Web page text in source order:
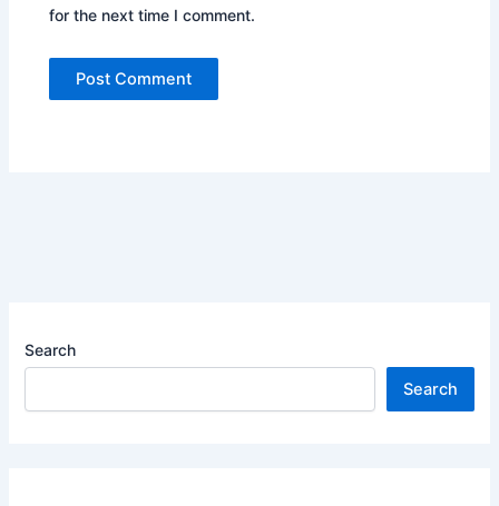
for the next time I comment.
Search
Search